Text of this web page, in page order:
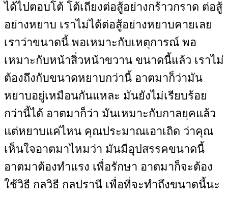
ได้ไปตอบโต้ โต้เถียงต่อสู้อย่างกร้าวกราด ต่อสู้
อย่างหยาบ เราไม่ได้ต่อสู้อย่างหยาบคายเลย
เราว่าขนาดนี้ พอเหมาะกับเหตุการณ์ พอ
เหมาะกับหน้าสิ่วหน้าขวาน ขนาดนี้แล้ว เราไม่
ต้องถึงกับขนาดหยาบกว่านี้ อาตมาก็ว่ามัน
หยาบอยู่เหมือนกันแหละ มันยังไม่เรียบร้อย
กว่านี้ได้ อาตมาก็ว่า มันเหมาะกับกาลยุคแล้ว
แต่หยาบแค่ไหน คุณประมาณเอาเถิด ว่าคุณ
เห็นใจอาตมาไหมว่า มันมีอุปสรรคขนาดนี้
อาตมาต้องทำแรง เพื่อรักษา อาตมาก็จะต้อง
ใช้วิธี กลวิธี กลปรานี เพื่อที่จะทำถึงขนาดนี้นะ